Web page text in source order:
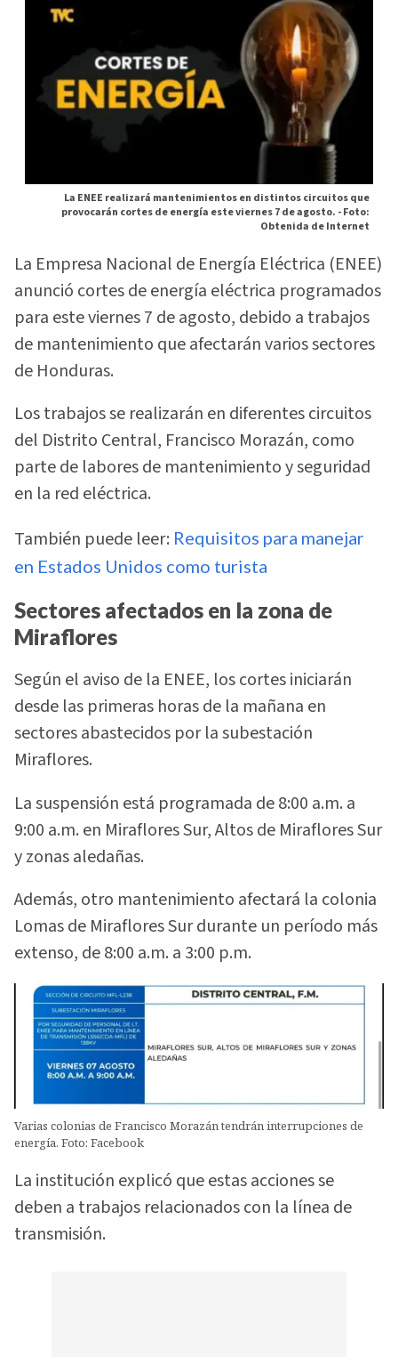
La ENEE realizará mantenimientos en distintos circuitos que
provocarán cortes de energía este viernes 7 de agosto. -Foto:
Obtenida de Internet
La Empresa Nacional de Energía Eléctrica (ENEE)
anunció cortes de energía eléctrica programados
para este viernes 7 de agosto, debido a trabajos
de mantenimiento que afectarán varios sectores
de Honduras.
Los trabajos se realizarán en diferentes circuitos
del Distrito Central, Francisco Morazán, como
parte de labores de mantenimiento y seguridad
en la red eléctrica.
También puede leer: Requisitos para manejar
en Estados Unidos como turista
Sectores afectados en la zona de
Miraflores
Según el aviso de la ENEE, los cortes iniciarán
desde las primeras horas de la mañana en
sectores abastecidos por la subestación
Miraflores.
La suspensión está programada de 8:00 a.m. a
9:00 a.m. en Miraflores Sur, Altos de Miraflores Sur
y zonas aledañas.
Además, otro mantenimiento afectará la colonia
Lomas de Miraflores Sur durante un período más
extenso, de 8:00 a.m. a 3:00 p.m.
Varias colonias de Francisco Morazán tendrán interrupciones de
energía. Foto: Facebook
La institución explicó que estas acciones se
deben a trabajos relacionados con la línea de
transmisión.